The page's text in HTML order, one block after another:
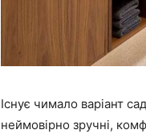
Існує чимало варіант
неймовірно зручні,